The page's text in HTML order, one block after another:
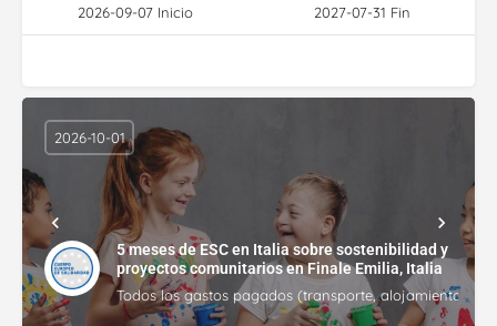
2026-09-07 Inicio 2027-07-31 Fin
5 meses de ESC en Italia sobre sostenibilidad y
proyectos comunitarios en Finale Emilia, Italia
Todos los gastos pagados (transporte, alojamiento,
2026-10-01